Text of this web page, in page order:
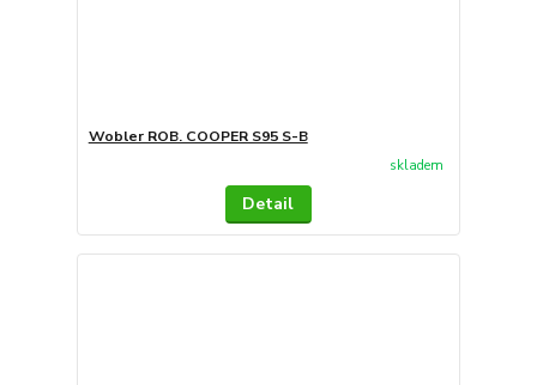
Wobler ROB. COOPER S95 S-B
skladem
Detail